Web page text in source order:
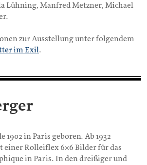
Lühning, Manfred Metzner, Michael
zur Ausstellung unter folgendem
im Exil.
1902 in Paris geboren. Ab 1932
Rolleiflex 6×6 Bilder für das
in Paris. In den dreißiger und